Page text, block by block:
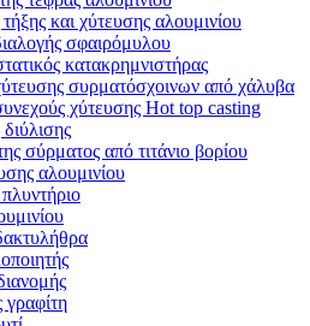
και χύτευσης αλουμινίου
σφαιρόμυλου
κατακρημνιστήρας
συρματόσχοινων από χάλυβα
χύτευσης Hot top casting
σύρματος από τιτάνιο βορίου
αλουμινίου
γραφίτη